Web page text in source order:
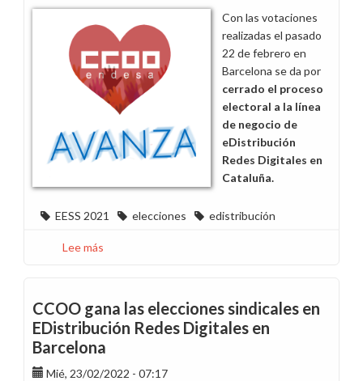
Encuesta
de
Hojas
de
Trabajos
Programados
de
E-
Distribución
Con las votaciones
realizadas el pasado
22 de febrero en
Barcelona se da por
cerrado el proceso
electoral a la línea
de negocio de
eDistribución
Redes Digitales en
Cataluña.
EESS 2021 elecciones edistribución
Lee más
fuerza
sindical
en
eDistribución
Redes
CCOO gana las elecciones sindicales en
EDistribución Redes Digitales en
Barcelona
Mié, 23/02/2022 - 07:17